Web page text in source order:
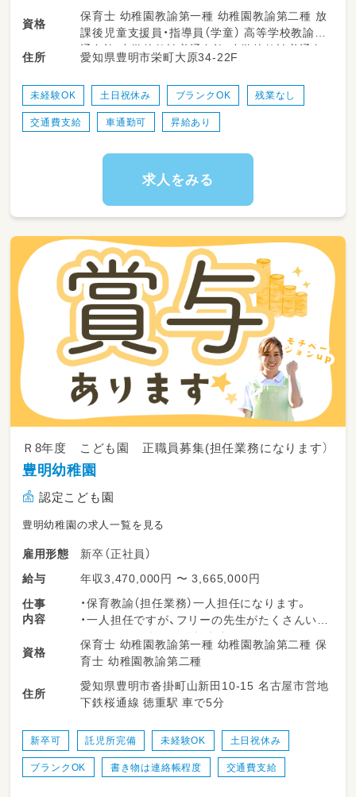
●レクリエーション
●宿題・あそび等
●送迎業務
☆正規の先生と一緒なので
資格
保育士 幼稚園教諭第一種 幼稚園教諭第二種 放
課後児童支援員・指導員（学童） 高等学校教諭普
通免許 中学校教諭普通免許 小学校教諭普通免
許
住所 愛知県豊明市栄町大原34-22F
未経験OK 土日祝休み ブランクOK 残業なし
交通費支給 車通勤可 昇給あり
求人をみる
Ｒ8年度 こども園 正職員募集(担任業務になります）
豊明幼稚園
認定こども園
豊明幼稚園の求人一覧を見る
雇用形態
新卒（正社員）
給与
年収3,470,000円 〜 3,665,000円
仕事
内容
・保育教諭（担任業務）一人担任になります。
・一人担任ですが、フリーの先生がたくさんい
て、フォローをしてくれます。
・収穫活動や園外保育など色んな活動を子ども
達とたくさん保育の中で行います。
・製作物や日案などもありますが、就業時間内に
終わります。
は添乗員さんが乗車してくれます。
・ピアノも保育中に弾いて遊んだりします。
・月末にお便り帳集計があります。
資格
保育士 幼稚園教諭第一種 幼稚園教諭第二種 保
育士 幼稚園教諭第二種
住所
愛知県豊明市沓掛町山新田10-15 名古屋市営地
下鉄桜通線 徳重駅 車で5分
新卒可 託児所完備 未経験OK 土日祝休み
ブランクOK 書き物は連絡帳程度 交通費支給